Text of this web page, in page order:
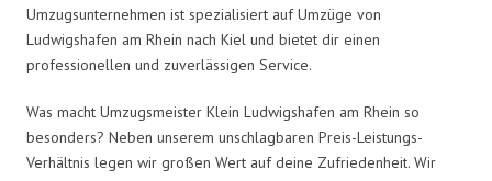
Umzugsunternehmen ist spezialisiert auf Umzüge von
Ludwigshafen am Rhein nach Kiel und bietet dir einen
professionellen und zuverlässigen Service.
Was macht Umzugsmeister Klein Ludwigshafen am Rhein so
besonders? Neben unserem unschlagbaren Preis-Leistungs-
Verhältnis legen wir großen Wert auf deine Zufriedenheit. Wir